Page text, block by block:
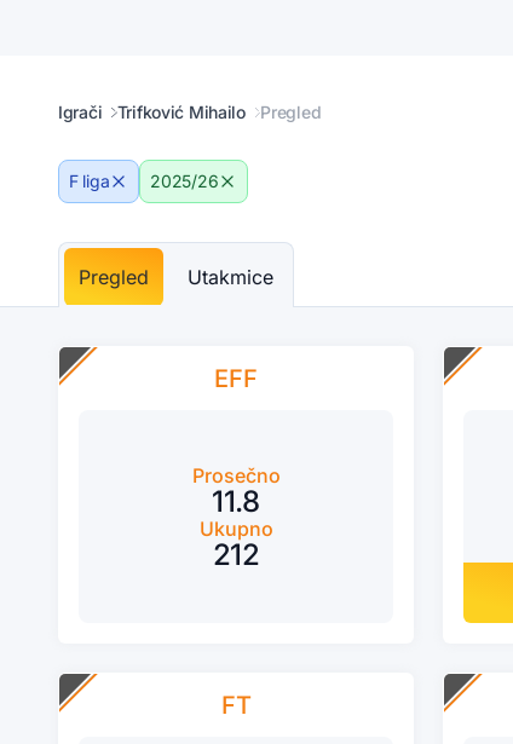
Igrači Trifković Mihailo Pregled
F liga 2025/26
Pregled Utakmice
EFF
Prosečno
11.8
Ukupno
212
FT